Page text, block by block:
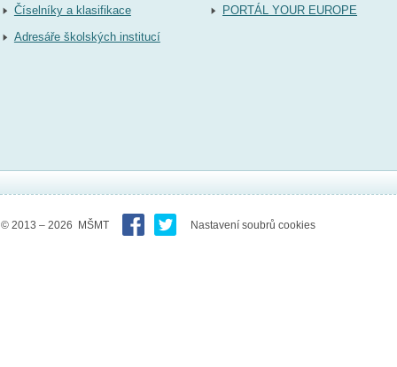
Číselníky a klasifikace
Adresáře školských institucí
PORTÁL YOUR EUROPE
© 2013 – 2026 MŠMT Nastavení soubrů cookies